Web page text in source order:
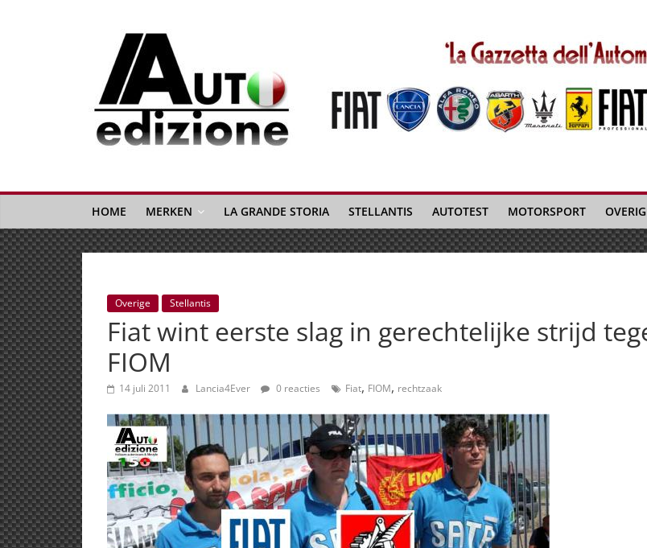
Auto
Edizione
La
Gazetta
dell'Automobile
Italiana
|
Italiaans
autonieuws
&
lifestyle
HOME MERKEN LA GRANDE STORIA STELLANTIS AUTOTEST MOTORSPORT
Overige Stellantis
Fiat wint eerste slag in gerechtelijke strijd
FIOM
14 juli 2011 Lancia4Ever 0 reacties Fiat, FIOM, rechtzaak